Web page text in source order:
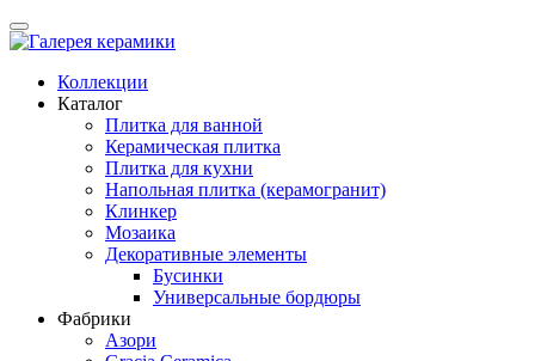
Коллекции
Каталог
Плитка для ванной
Керамическая плитка
Плитка для кухни
Напольная плитка (керамогранит)
Клинкер
Мозаика
Декоративные элементы
Бусинки
Универсальные бордюры
Фабрики
Азори